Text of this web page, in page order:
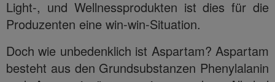
Light-, und Wellnessprodukten ist dies für die
Produzenten eine win-win-Situation.
Doch wie unbedenklich ist Aspartam? Aspartam
besteht aus den Grundsubstanzen Phenylalanin